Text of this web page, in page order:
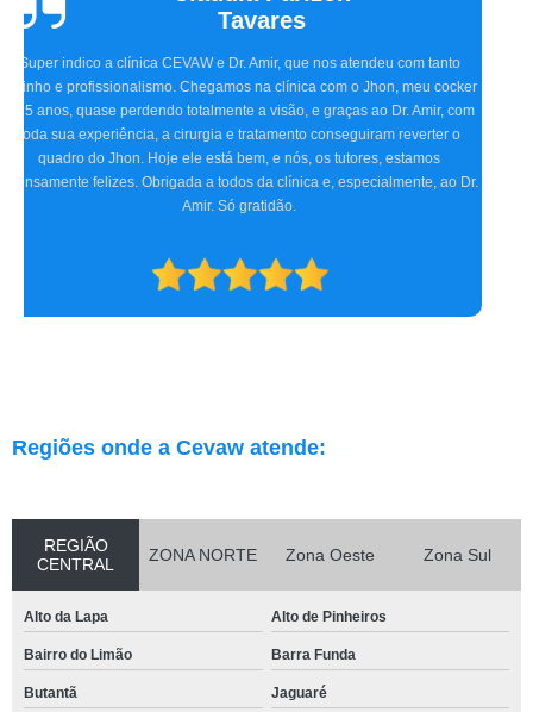
Sallinas
preocupados porque frequentemente nosso pet, o Ozzy, ficava com o olho
irritado, às vezes quase fechado. O Doutor Amir, na primeira consulta,
detectou o problema, receitou os remédios necessários, e realizamos dois
procedimentos cirúrgicos com excelência. O atendimento e
acompanhamento foram ótimos desde a primeira consulta até o pós-
operatório. Indicamos a clínica para consultas oftalmológicas e qualquer
especialidade que atendam.
Regiões onde a Cevaw atende:
REGIÃO
CENTRAL
ZONA NORTE Zona Oeste Zona Sul
Alto da Lapa Alto de Pinheiros
Bairro do Limão Barra Funda
Butantã Jaguaré